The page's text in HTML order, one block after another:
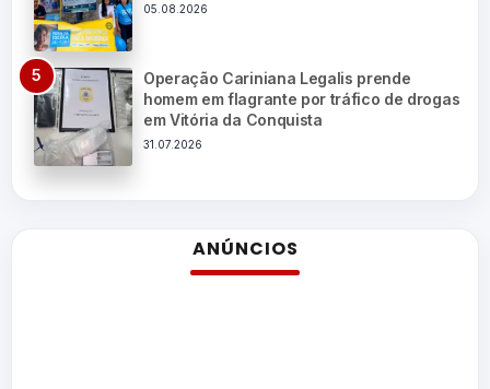
05.08.2026
Operação Cariniana Legalis prende
homem em flagrante por tráfico de drogas
em Vitória da Conquista
31.07.2026
ANÚNCIOS